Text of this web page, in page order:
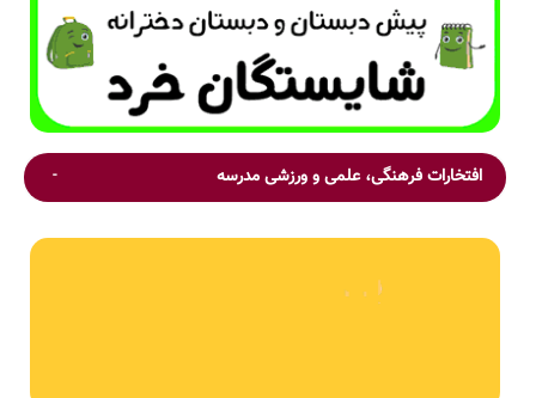
افتخارات فرهنگی، علمی و ورزشی مدرسه